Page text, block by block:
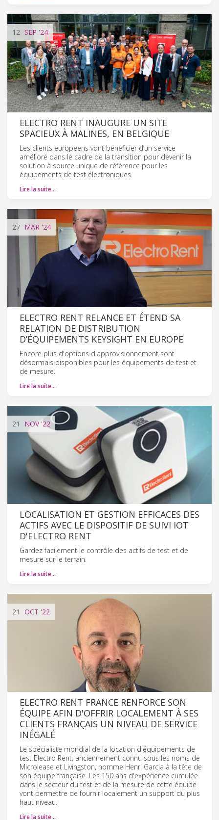
12 SEP '24
ELECTRO RENT INAUGURE UN SITE
SPACIEUX À MALINES, EN BELGIQUE
Les clients européens vont bénéficier d’un service
amélioré dans le cadre de la transition pour devenir la
solution à source unique de référence pour les
équipements de test électroniques.
Lire la suite…
27 MAR '24
ELECTRO RENT RELANCE ET ÉTEND SA
RELATION DE DISTRIBUTION
D’ÉQUIPEMENTS KEYSIGHT EN EUROPE
Encore plus d'options d'approvisionnement sont
désormais disponibles pour les équipements de test et
de mesure.
Lire la suite…
21 NOV'22
LOCALISATION ET GESTION EFFICACES DES
ACTIFS AVEC LE DISPOSITIF DE SUIVI IOT
D'ELECTRO RENT
Gardez facilement le contrôle des actifs de test et de
mesure sur le terrain.
Lire la suite…
21 OCT '22
ELECTRO RENT FRANCE RENFORCE SON
ÉQUIPE AFIN D'OFFRIR LOCALEMENT À SES
CLIENTS FRANÇAIS UN NIVEAU DE SERVICE
INÉGALÉ
Le spécialiste mondial de la location d'équipements de
test Electro Rent, anciennement connu sous les noms de
Microlease et Livingston, nomme Henri Garcia à la tête de
son équipe française. Les 150 ans d'expérience cumulée
dans le secteur du test et de la mesure de cette équipe
vont permettre de fournir localement un support du plus
haut niveau.
Lire la suite…